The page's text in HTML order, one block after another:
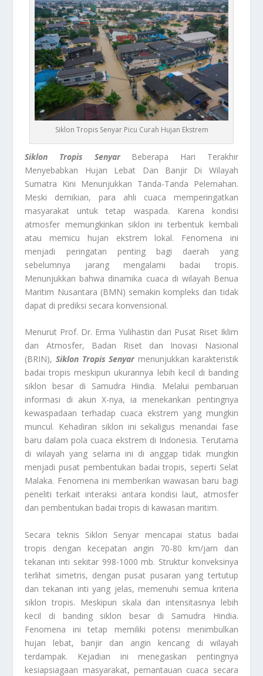
Siklon Tropis Senyar Picu Curah Hujan Ekstrem
Siklon Tropis SenyarBeberapa Hari Terakhir
Menyebabkan Hujan Lebat Dan Banjir Di Wilayah
Sumatra Kini Menunjukkan Tanda-Tanda Pelemahan.
Meski demikian, para ahli cuaca memperingatkan
masyarakat untuk tetap waspada. Karena kondisi
atmosfer memungkinkan siklon ini terbentuk kembali
atau memicu hujan ekstrem lokal. Fenomena ini
menjadi peringatan penting bagi daerah yang
sebelumnya jarang mengalami badai tropis.
Menunjukkan bahwa dinamika cuaca di wilayah Benua
Maritim Nusantara (BMN) semakin kompleks dan tidak
dapat di prediksi secara konvensional.
Menurut Prof. Dr. Erma Yulihastin dari Pusat Riset Iklim
dan Atmosfer, Badan Riset dan Inovasi Nasional
(BRIN),Siklon Tropis Senyarmenunjukkan karakteristik
badai tropis meskipun ukurannya lebih kecil di banding
siklon besar di Samudra Hindia. Melalui pembaruan
informasi di akun X-nya, ia menekankan pentingnya
kewaspadaan terhadap cuaca ekstrem yang mungkin
muncul. Kehadiran siklon ini sekaligus menandai fase
baru dalam pola cuaca ekstrem di Indonesia. Terutama
di wilayah yang selama ini di anggap tidak mungkin
menjadi pusat pembentukan badai tropis, seperti Selat
Malaka. Fenomena ini memberikan wawasan baru bagi
peneliti terkait interaksi antara kondisi laut, atmosfer
dan pembentukan badai tropis di kawasan maritim.
Secara teknis Siklon Senyar mencapai status badai
tropis dengan kecepatan angin 70-80 km/jam dan
tekanan inti sekitar 998-1000 mb. Struktur konveksinya
terlihat simetris, dengan pusat pusaran yang tertutup
dan tekanan inti yang jelas, memenuhi semua kriteria
siklon tropis. Meskipun skala dan intensitasnya lebih
kecil di banding siklon besar di Samudra Hindia.
Fenomena ini tetap memiliki potensi menimbulkan
hujan lebat, banjir dan angin kencang di wilayah
terdampak. Kejadian ini menegaskan pentingnya
kesiapsiagaan masyarakat, pemantauan cuaca secara